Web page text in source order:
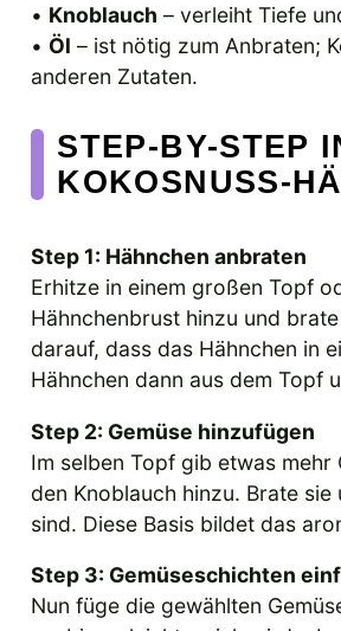
• Knoblauch – verleiht Tiefe
• Öl – ist nötig zum Anbraten;
anderen Zutaten.
STEP-BY-STEP
KOKOSNUSS-
Step 1: Hähnchen anbraten
Erhitze in einem großen Topf
Hähnchenbrust hinzu und
darauf, dass das Hähnchen in
Hähnchen dann aus dem Topf
Step 2: Gemüse hinzufügen
Im selben Topf gib etwas
den Knoblauch hinzu. Brate
sind. Diese Basis bildet das
Step 3: Gemüseschichten
Nun füge die gewählten